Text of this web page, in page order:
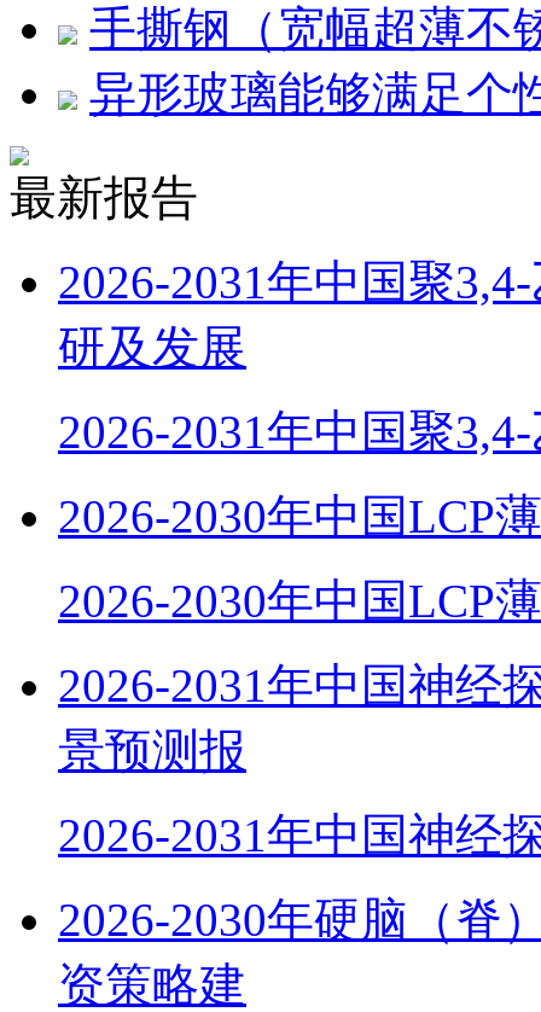
手撕钢（宽幅超薄不
异形玻璃能够满足个
最新报告
2026-2031年中国聚
研及发展
2026-2031年中国聚
2026-2030年中国LCP
2026-2030年中国LCP
2026-2031年中国神经
景预测报
2026-2031年中国神经
2026-2030年硬脑（脊
资策略建